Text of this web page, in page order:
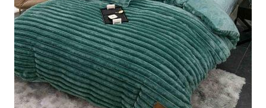
Cearceaf cu elastic
Cearceaf normal
Lenjerii De Pat Creponate
Lenjerii De Pat Bumbac Poplin 2
Persoane
Lenjerii De Pat Bumbac Poplin,
Matlasate, 2 Persoane